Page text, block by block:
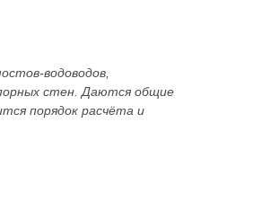
водоводов,
стен. Даются общие
порядок расчёта и